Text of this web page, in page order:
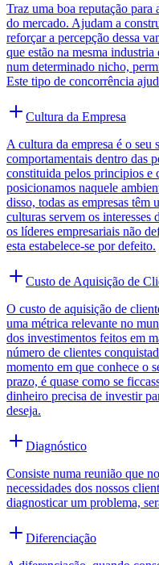
Traz uma boa reputação
do mercado. Ajudam a
reforçar a percepção dessa
que estão na mesma industria
num determinado nicho,
Este tipo de concorrência
Cultura da Empresa
A cultura da empresa é o seu
comportamentais dentro das
constituida pelos principios e
posicionamos naquele
disso, todas as empresas têm
culturas servem os interesses
os líderes empresariais não
esta estabelece-se por defeito.
Custo de Aquisição de
O custo de aquisição de
uma métrica relevante no
dos investimentos feitos em
número de clientes
momento em que conhece o
prazo, é quase como se
dinheiro precisa de investir
deseja.
Diagnóstico
Consiste numa reunião que
necessidades dos nossos
diagnosticar um problema,
Diferenciação